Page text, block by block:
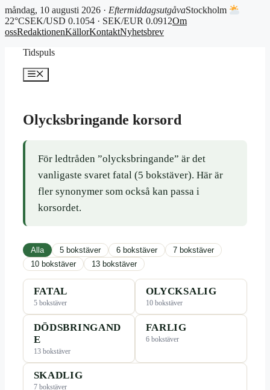
måndag, 10 augusti 2026 · EftermiddagsutgåvaStockholm
22°CSEK/USD 0.1054 · SEK/EUR 0.0912Om
ossRedaktionenKällorKontaktNyhetsbrev
Tidspuls
Meny
Olycksbringande korsord
För ledtråden ”olycksbringande” är det
vanligaste svaret fatal (5 bokstäver). Här är
fler synonymer som också kan passa i
korsordet.
Alla 5 bokstäver 6 bokstäver
7 bokstäver
10 bokstäver
13 bokstäver
FATAL
5 bokstäver
OLYCKSALIG
10 bokstäver
DÖDSBRINGAND
E
13 bokstäver
FARLIG
6 bokstäver
SKADLIG
7 bokstäver